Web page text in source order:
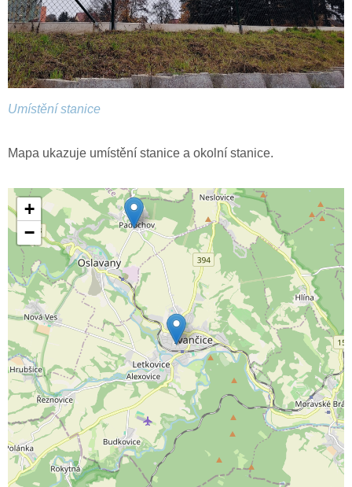
Umístění stanice
Mapa ukazuje umístění stanice a okolní stanice.
+
−